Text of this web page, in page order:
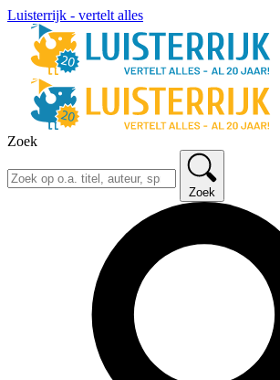
Luisterrijk - vertelt alles
Zoek
Zoek